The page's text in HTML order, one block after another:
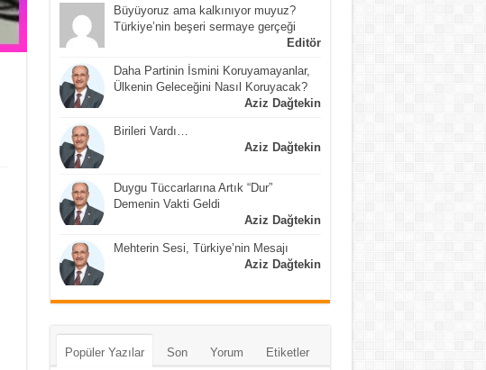
Büyüyoruz ama kalkınıyor muyuz?
Türkiye’nin beşeri sermaye gerçeği
Editör
Daha Partinin İsmini Koruyamayanlar,
Ülkenin Geleceğini Nasıl Koruyacak?
Aziz Dağtekin
Birileri Vardı…
Aziz Dağtekin
Duygu Tüccarlarına Artık “Dur”
Demenin Vakti Geldi
Aziz Dağtekin
Mehterin Sesi, Türkiye’nin Mesajı
Aziz Dağtekin
Popüler Yazılar Son Yorum Etiketler